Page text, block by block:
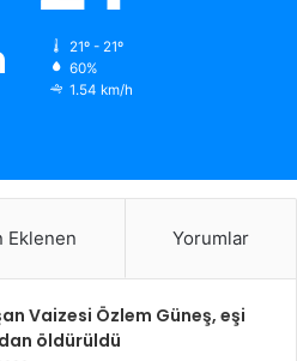
21º - 21º
60%
1.54 km/h
Eklenen Yorumlar
Vaizesi Özlem Güneş, eşi
öldürüldü